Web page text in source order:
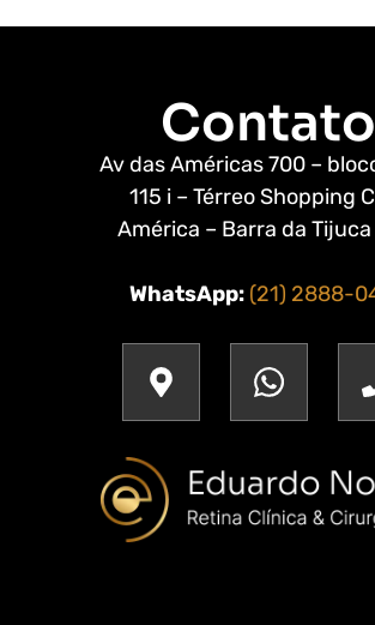
Contato
Av das Américas 700 –
115 i – Térreo Shopping
América – Barra da Tijuca
WhatsApp: (21) 2888-